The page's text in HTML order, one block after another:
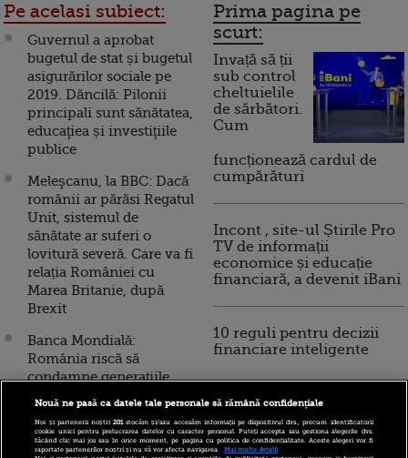
Pe acelasi subiect:
Guvernul a aprobat
bugetul de stat și bugetul
asigurărilor sociale pe
2019. Dăncilă: Pilonii
principali sunt sănătatea,
educaţiea și investiţiile
publice
Meleşcanu, la BBC: Dacă
românii ar părăsi Regatul
Unit, sistemul de
sănătate ar suferi o
lovitură severă. Care va fi
relația României cu
Marea Britanie, după
Brexit
Banca Mondială:
România riscă să
condamne generaţiile
viitoare la sărăcie, dacă
și sănătate. Nou-născuţii
de astăzi vor avea
Prima pagina pe
scurt:
Invață să ții
sub control
cheltuielile
de sărbători.
Cum
funcționează cardul de
cumpărături
Incont , site-ul Știrile Pro
TV de informații
economice și educație
financiară, a devenit iBani
10 reguli pentru decizii
financiare inteligente
Nouă ne pasă ca datele tale personale să rămână confidențiale
Noi și partenerii noștri201stocăm și/sau accesăm informații pe dispozitivul dvs., precum identificatorii
cookie unici pentru prelucrarea datelor cu caracter personal. Puteți accepta sau gestiona alegerile dvs.
făcând clic mai jos sau în orice moment, pe pagina cu politica de confidențialitate. Aceste alegeri vor fi
raportate partenerilor noștri și nu vă vor afecta navigarea.
Mai multe detalii